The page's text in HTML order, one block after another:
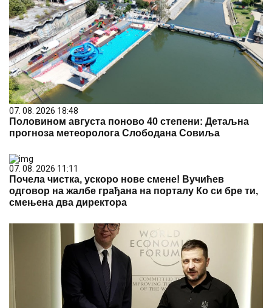
07. 08. 2026 18:48
Половином августа поново 40 степени: Детаљна
прогноза метеоролога Слободана Совиља
07. 08. 2026 11:11
Почела чистка, ускоро нове смене! Вучићев
одговор на жалбе грађана на порталу Ко си бре ти,
смењена два директора